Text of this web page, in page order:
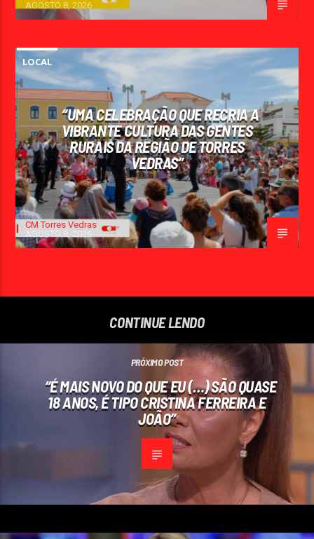
AGOSTO 8, 2026
LOCAL
“UMA CELEBRAÇÃO QUE RECRIA A
VIBRANTE CULTURA DAS GENTES
RURAIS DA REGIÃO DE TORRES
VEDRAS”
CM Torres Vedras
CONTINUE LENDO
PRÓXIMO POST
“É MAIS NOVO DO QUE EU (…) SÃO QUASE
18 ANOS, É TIPO CRISTINA FERREIRA E
JOÃO”